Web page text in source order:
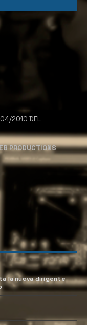
2010 DEL
PRODUCTIONS
la nuova dirigente